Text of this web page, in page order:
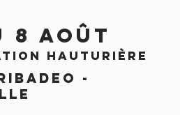
8 août
HAUTURIÈRE
-